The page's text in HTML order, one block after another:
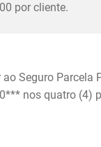
por cliente.
ao Seguro Parcela
nos quatro (4)